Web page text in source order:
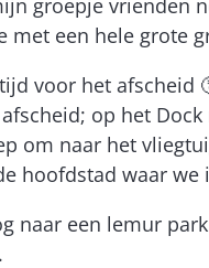
met een hele grote
voor het afscheid
op het
om naar het
hoofdstad waar we
naar een lemur